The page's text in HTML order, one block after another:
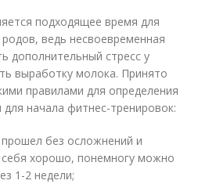
подходящее время для
ведь несвоевременная
дополнительный стресс у
выработку молока. Принято
правилами для определения
начала фитнес-тренировок:
без осложнений и
хорошо, понемногу можно
1-2 недели;